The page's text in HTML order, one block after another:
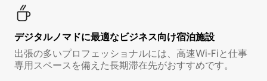
デジタルノマド⁠に最⁠適⁠なビ⁠ジ⁠ネ⁠ス⁠向⁠け宿⁠泊⁠施⁠設
出張の多いプロフェッショナルには、高速Wi-Fiと仕事
専用スペースを備えた長期滞在先がおすすめです。